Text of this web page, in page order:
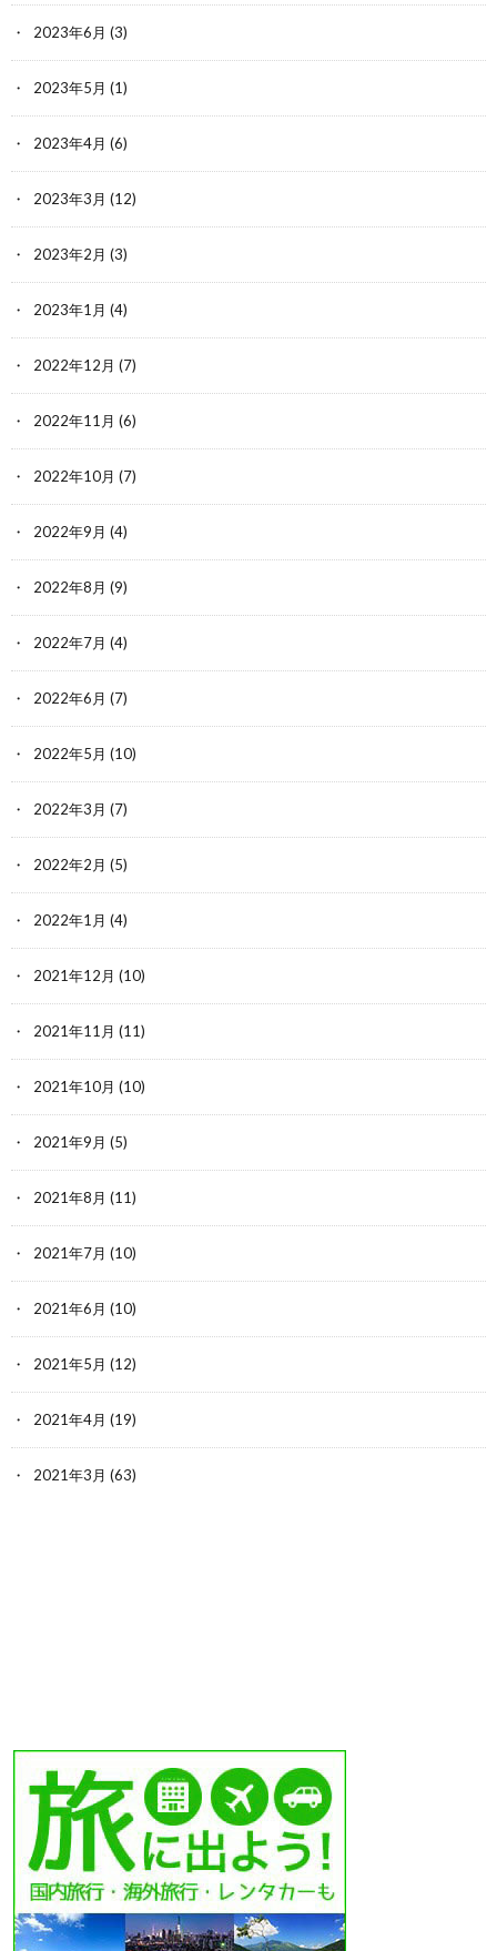
2023年6月 (3)
2023年5月 (1)
2023年4月 (6)
2023年3月 (12)
2023年2月 (3)
2023年1月 (4)
2022年12月 (7)
2022年11月 (6)
2022年10月 (7)
2022年9月 (4)
2022年8月 (9)
2022年7月 (4)
2022年6月 (7)
2022年5月 (10)
2022年3月 (7)
2022年2月 (5)
2022年1月 (4)
2021年12月 (10)
2021年11月 (11)
2021年10月 (10)
2021年9月 (5)
2021年8月 (11)
2021年7月 (10)
2021年6月 (10)
2021年5月 (12)
2021年4月 (19)
2021年3月 (63)